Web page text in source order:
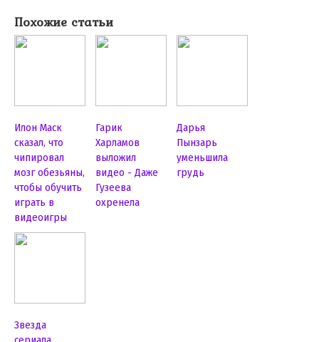
Похожие статьи
Илон Маск
сказал, что
чипировал
мозг обезьяны,
чтобы обучить
играть в
видеоигры
Гарик
Харламов
выложил
видео - Даже
Гузеева
охренела
Дарья
Пынзарь
уменьшила
грудь
Звезда